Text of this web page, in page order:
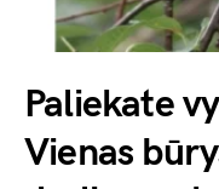
Paliekate
Vienas